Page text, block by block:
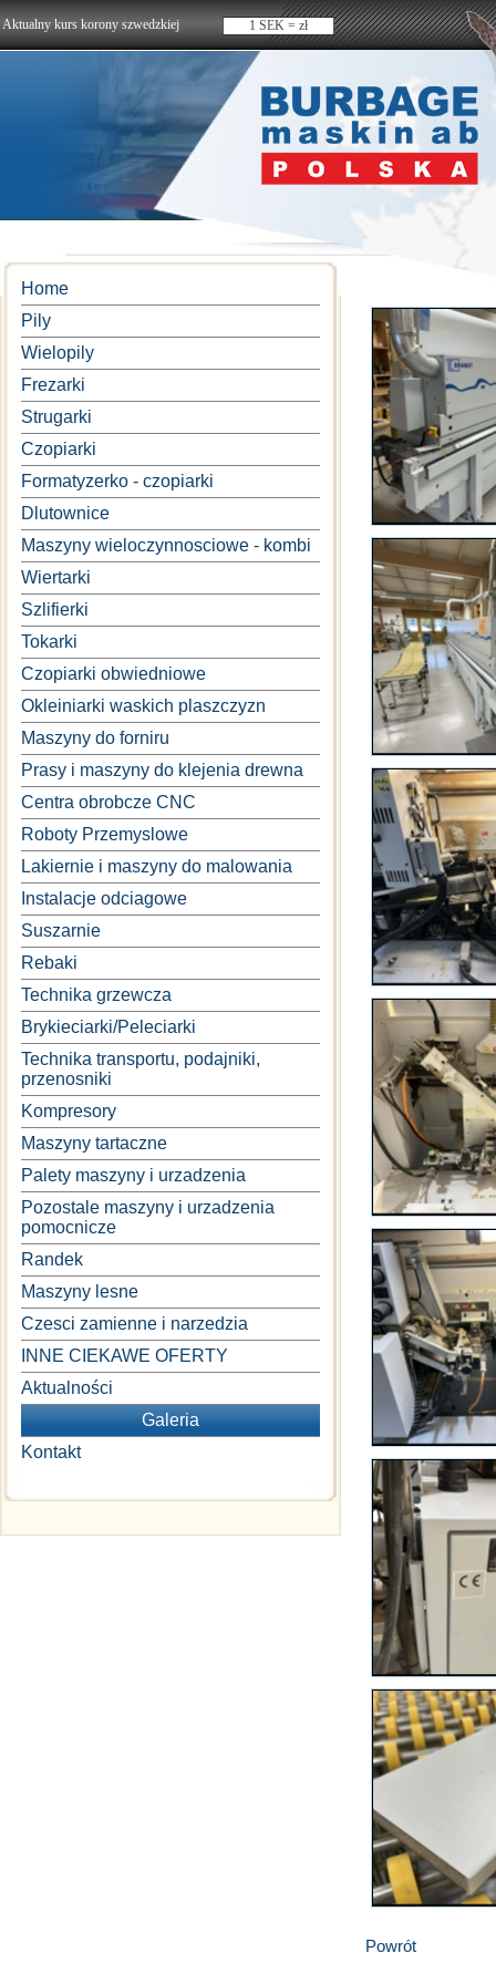
Aktualny kurs korony szwedzkiej 1 SEK = zł
Home
Pily
Wielopily
Frezarki
Strugarki
Czopiarki
Formatyzerko - czopiarki
Dlutownice
Maszyny wieloczynnosciowe - kombi
Wiertarki
Szlifierki
Tokarki
Czopiarki obwiedniowe
Okleiniarki waskich plaszczyzn
Maszyny do forniru
Prasy i maszyny do klejenia drewna
Centra obrobcze CNC
Roboty Przemyslowe
Lakiernie i maszyny do malowania
Instalacje odciagowe
Suszarnie
Rebaki
Technika grzewcza
Brykieciarki/Peleciarki
Technika transportu, podajniki,
przenosniki
Kompresory
Maszyny tartaczne
Palety maszyny i urzadzenia
Pozostale maszyny i urzadzenia
pomocnicze
Randek
Maszyny lesne
Czesci zamienne i narzedzia
INNE CIEKAWE OFERTY
Aktualności
Galeria
Kontakt
Powrót